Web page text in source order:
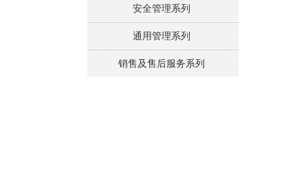
安全管理系列
通用管理系列
销售及售后服务系列